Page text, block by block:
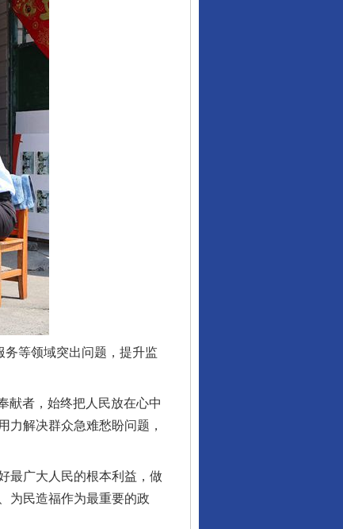
等领域突出问题，提升监
献者，始终把人民放在心中
力解决群众急难愁盼问题，
最广大人民的根本利益，做
为民造福作为最重要的政